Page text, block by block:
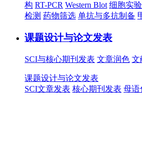
构 RT-PCR Western Blot 细胞实
检测 药物筛选 单抗与多抗制备
课题设计与论文发表
SCI与核心期刊发表 文章润色 文
课题设计与论文发表
SCI文章发表 核心期刊发表 母语